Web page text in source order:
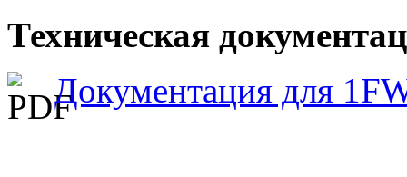
Техническая
Документация для